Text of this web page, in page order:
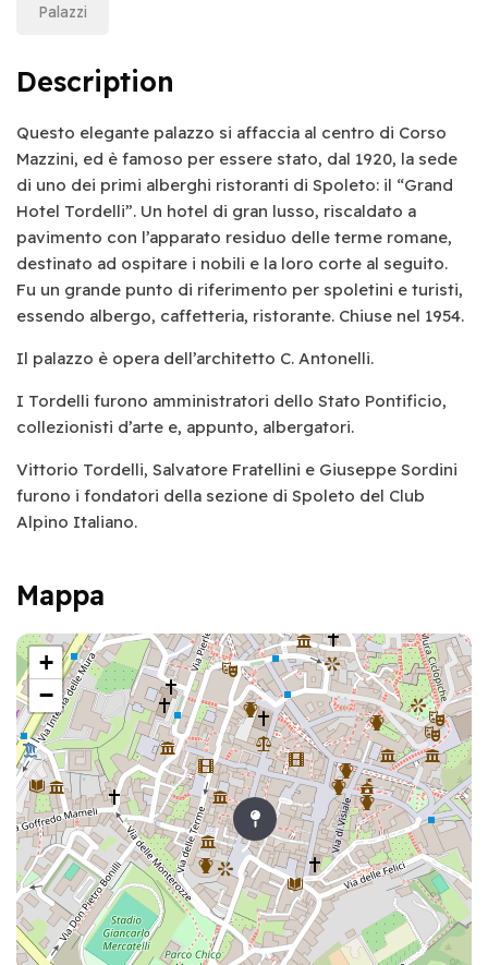
Palazzi
Description
Questo elegante palazzo si affaccia al centro di Corso
Mazzini, ed è famoso per essere stato, dal 1920, la sede
di uno dei primi alberghi ristoranti di Spoleto: il “Grand
Hotel Tordelli”. Un hotel di gran lusso, riscaldato a
pavimento con l’apparato residuo delle terme romane,
destinato ad ospitare i nobili e la loro corte al seguito.
Fu un grande punto di riferimento per spoletini e turisti,
essendo albergo, caffetteria, ristorante. Chiuse nel 1954.
Il palazzo è opera dell’architetto C. Antonelli.
I Tordelli furono amministratori dello Stato Pontificio,
collezionisti d’arte e, appunto, albergatori.
Vittorio Tordelli, Salvatore Fratellini e Giuseppe Sordini
furono i fondatori della sezione di Spoleto del Club
Alpino Italiano.
Mappa
+
−